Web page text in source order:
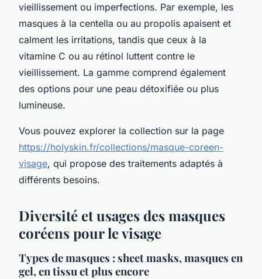
vieillissement ou imperfections. Par exemple, les
masques à la centella ou au propolis apaisent et
calment les irritations, tandis que ceux à la
vitamine C ou au rétinol luttent contre le
vieillissement. La gamme comprend également
des options pour une peau détoxifiée ou plus
lumineuse.
Vous pouvez explorer la collection sur la page
https://holyskin.fr/collections/masque-coreen-
visage, qui propose des traitements adaptés à
différents besoins.
Diversité et usages des masques
coréens pour le visage
Types de masques : sheet masks, masques en
gel, en tissu et plus encore